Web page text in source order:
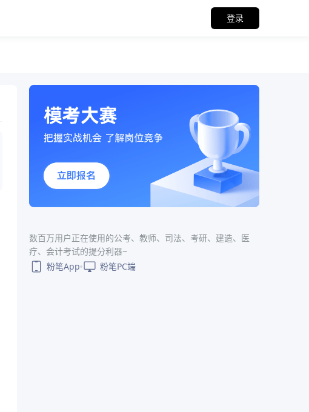
登录
数百万用户正在使用的公考、教师、司法、考研、建造、医
疗、会计考试的提分利器~
粉笔App
粉笔PC端